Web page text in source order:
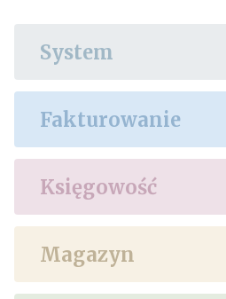
System
Fakturowanie
Księgowość
Magazyn